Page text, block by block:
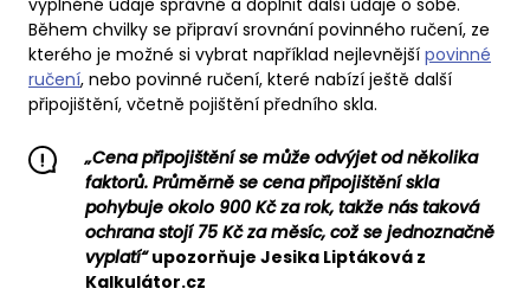
vyplněné údaje správné a doplnit další údaje o sobě.
Během chvilky se připraví srovnání povinného ručení, ze
kterého je možné si vybrat například nejlevnější povinné
ručení, nebo povinné ručení, které nabízí ještě další
připojištění, včetně pojištění předního skla.
„Cena připojištění se může odvýjet od několika
faktorů. Průměrně se cena připojištění skla
pohybuje okolo 900 Kč za rok, takže nás taková
ochrana stojí 75 Kč za měsíc, což se jednoznačně
vyplatí“upozorňuje Jesika Liptáková z
Kalkulátor.cz